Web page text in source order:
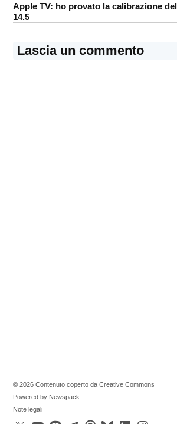
Apple TV: ho provato la calibrazione
14.5
Lascia un commento
© 2026 Contenuto coperto da Creative Commons
Powered by Newspack
Note legali